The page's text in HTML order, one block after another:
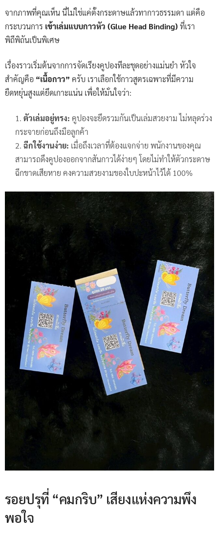
จากภาพที่คุณเห็น นี่ไม่ใช่แค่ตั้งกระดาษแล้วทากาวธรรมดา แต่คือ
กระบวนการ เข้าเล่มแบบกาวหัว (Glue Head Binding) ที่เรา
พิถีพิถันเป็นพิเศษ
เรื่องราวเริ่มต้นจากการจัดเรียงคูปองทีละชุดอย่างแม่นยำ หัวใจ
สำคัญคือ “เนื้อกาว” ครับ เราเลือกใช้กาวสูตรเฉพาะที่มีความ
ยืดหยุ่นสูงแต่ยึดเกาะแน่น เพื่อให้มั่นใจว่า:
ตัวเล่มอยู่ทรง: คูปองจะยึดรวมกันเป็นเล่มสวยงาม ไม่หลุดร่วง
กระจายก่อนถึงมือลูกค้า
ฉีกใช้งานง่าย: เมื่อถึงเวลาที่ต้องแจกจ่าย พนักงานของคุณ
สามารถดึงคูปองออกจากสันกาวได้ง่ายๆ โดยไม่ทำให้ตัวกระดาษ
ฉีกขาดเสียหาย คงความสวยงามของใบปะหน้าไว้ได้ 100%
รอยปรุที่ “คมกริบ” เสียงแห่งความพึง
พอใจ